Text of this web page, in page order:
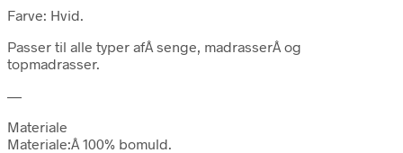
Farve: Hvid.
Passer til alle typer afÂ senge, madrasserÂ og
topmadrasser.
—
Materiale
Materiale:Â 100% bomuld.